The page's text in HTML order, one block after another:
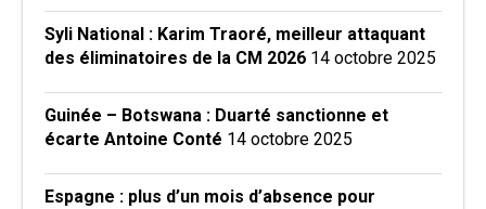
Syli National : Karim Traoré, meilleur attaquant
des éliminatoires de la CM 2026 14 octobre 2025
Guinée – Botswana : Duarté sanctionne et
écarte Antoine Conté 14 octobre 2025
Espagne : plus d’un mois d’absence pour